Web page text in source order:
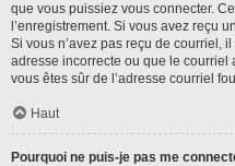
que vous puissiez vous connecter.
l’enregistrement. Si vous avez reçu
Si vous n’avez pas reçu de courriel,
adresse incorrecte ou que le courriel
vous êtes sûr de l’adresse courriel
Haut
Pourquoi ne puis-je pas me